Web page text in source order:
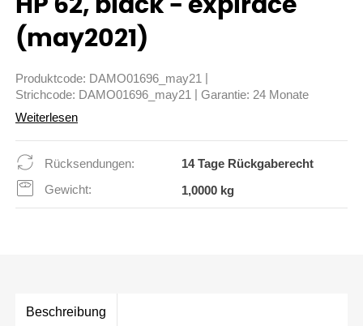
HP 62, black - expirace
(may2021)
Produktcode: DAMO01696_may21
Strichcode: DAMO01696_may21 Garantie: 24 Monate
Weiterlesen
Rücksendungen:
14 Tage Rückgaberecht
Gewicht:
1,0000 kg
Beschreibung